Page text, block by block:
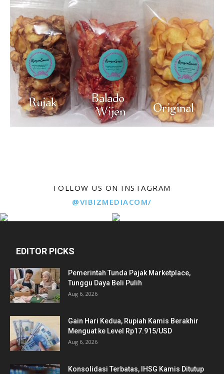
FOLLOW US ON INSTAGRAM
@VIBIZMEDIACOM/
EDITOR PICKS
Pemerintah Tunda Pajak Marketplace,
Tunggu Daya Beli Pulih
Aug 6, 2026
Gain Hari Kedua, Rupiah Kamis Berakhir
Menguat ke Level Rp17.915/USD
Aug 6, 2026
Konsolidasi Terbatas, IHSG Kamis Ditutup